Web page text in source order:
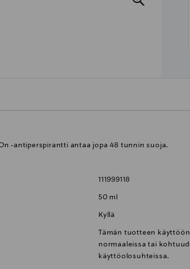
-antiperspirantti antaa jopa 48 tunnin suoja.
111999118
50 ml
Kyllä
Tämän tuotteen
normaaleissa tai
käyttöolosuhteissa.